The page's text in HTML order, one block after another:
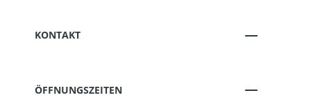
KONTAKT
ÖFFNUNGSZEITEN